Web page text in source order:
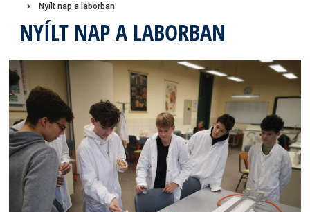
Nyílt nap a laborban
NYÍLT NAP A LABORBAN